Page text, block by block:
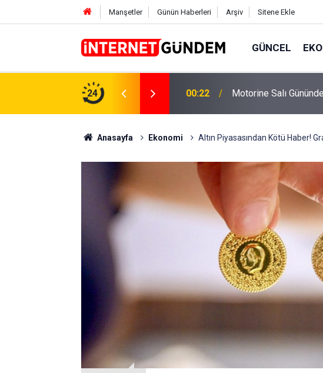
Manşetler Günün Haberleri Arşiv Sitene Ekle
GÜNCEL
24
TL Yükseliyor: İşte Yeni Fiyatlar.. 15:58
Neşet Ertaş’a
Sorusunun Cevabı
Anasayfa Ekonomi Altın Piyasasından Kötü Haber!